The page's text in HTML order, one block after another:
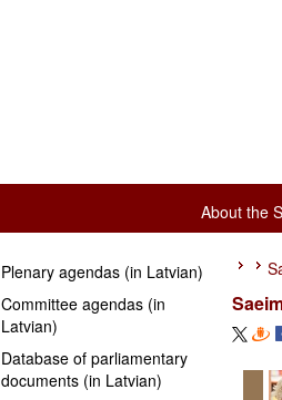
About the
Plenary agendas (in Latvian)
Committee agendas (in
Latvian)
Database of parliamentary
documents (in Latvian)